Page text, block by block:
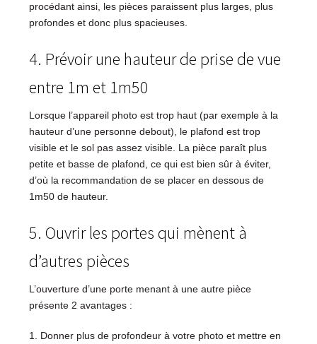
procédant ainsi, les pièces paraissent plus larges, plus
profondes et donc plus spacieuses.
4. Prévoir une hauteur de prise de vue
entre 1m et 1m50
Lorsque l’appareil photo est trop haut (par exemple à la
hauteur d’une personne debout), le plafond est trop
visible et le sol pas assez visible. La pièce paraît plus
petite et basse de plafond, ce qui est bien sûr à éviter,
d’où la recommandation de se placer en dessous de
1m50 de hauteur.
5. Ouvrir les portes qui mènent à
d’autres pièces
L’ouverture d’une porte menant à une autre pièce
présente 2 avantages :
1. Donner plus de profondeur à votre photo et mettre en